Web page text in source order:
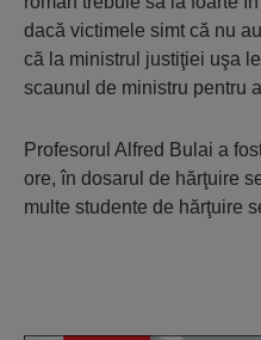
dacă victimele simt că nu
că la ministrul justiţiei uşa
scaunul de ministru pentru
Profesorul Alfred Bulai a
ore, în dosarul de hărţuire
multe studente de hărţuire